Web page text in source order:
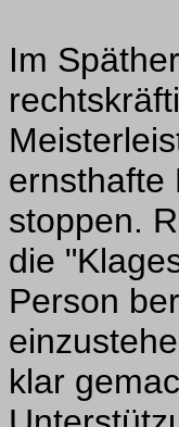
Im
ernsthafte
stoppen.
die
Person
klar